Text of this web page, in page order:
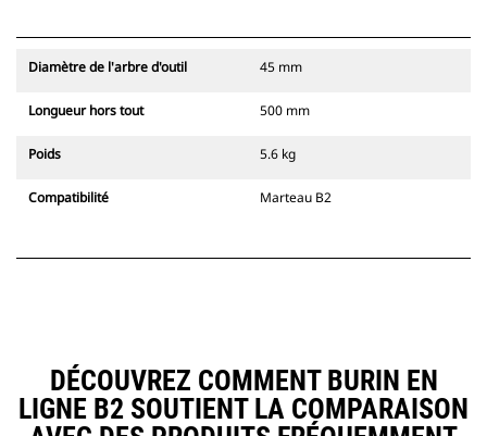
Diamètre de l'arbre d'outil 45 mm
Longueur hors tout 500 mm
Poids 5.6 kg
Compatibilité Marteau B2
DÉCOUVREZ COMMENT BURIN EN
LIGNE B2 SOUTIENT LA COMPARAISON